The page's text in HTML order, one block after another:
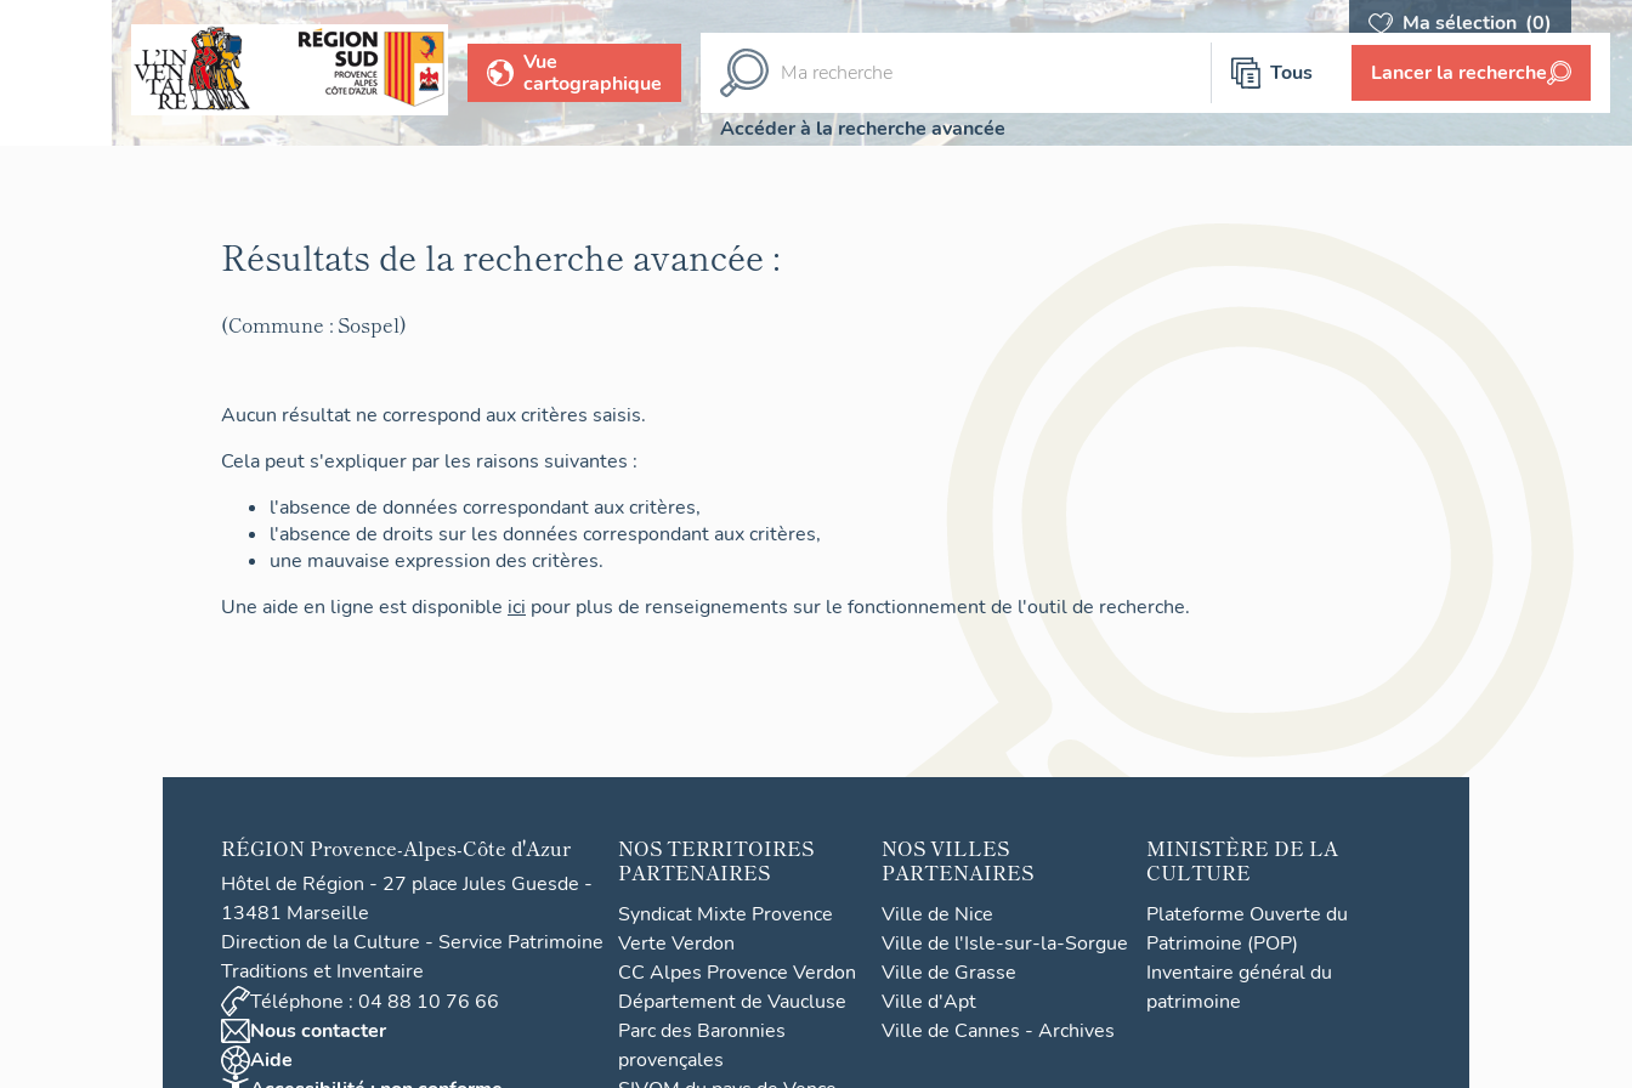
Ma sélection (0)
Vue
cartographique
Tous Lancer la recherche
Accéder à la recherche avancée
Résultats de la recherche avancée :
(Commune : Sospel)
Aucun résultat ne correspond aux critères saisis.
Cela peut s'expliquer par les raisons suivantes :
l'absence de données correspondant aux critères,
l'absence de droits sur les données correspondant aux critères,
une mauvaise expression des critères.
Une aide en ligne est disponible ici pour plus de renseignements sur le fonctionnement de l'outil de recherche.
RÉGION Provence-Alpes-Côte d'Azur
Hôtel de Région - 27 place Jules Guesde -
13481 Marseille
Direction de la Culture - Service Patrimoine
Traditions et Inventaire
Téléphone : 04 88 10 76 66
Nous contacter
Aide
NOS TERRITOIRES
PARTENAIRES
Syndicat Mixte Provence
Verte Verdon
CC Alpes Provence Verdon
Département de Vaucluse
Parc des Baronnies
provençales
NOS VILLES
PARTENAIRES
Ville de Nice
Ville de l'Isle-sur-la-Sorgue
Ville de Grasse
Ville d'Apt
Ville de Cannes - Archives
MINISTÈRE DE LA
CULTURE
Plateforme Ouverte du
Patrimoine (POP)
Inventaire général du
patrimoine